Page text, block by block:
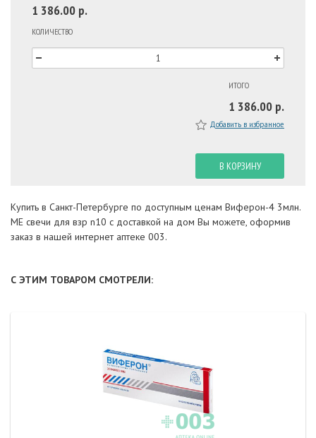
1 386.00 р.
КОЛИЧЕСТВО
ИТОГО
1 386.00 р.
Добавить в избранное
В КОРЗИНУ
Купить в Санкт-Петербурге по доступным ценам Виферон-4 3млн.
МЕ свечи для взр n10 с доставкой на дом Вы можете, оформив
заказ в нашей интернет аптеке 003.
С ЭТИМ ТОВАРОМ СМОТРЕЛИ: